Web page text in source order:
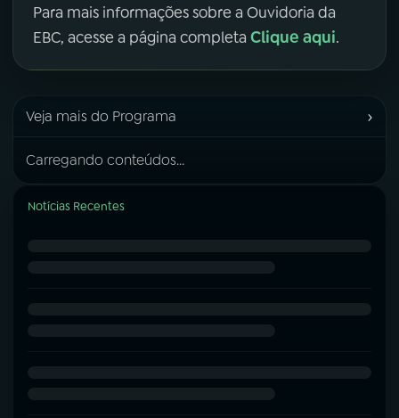
Para mais informações sobre a Ouvidoria da
EBC, acesse a página completa Clique aqui.
Veja mais do Programa ›
Carregando conteúdos...
Notícias Recentes